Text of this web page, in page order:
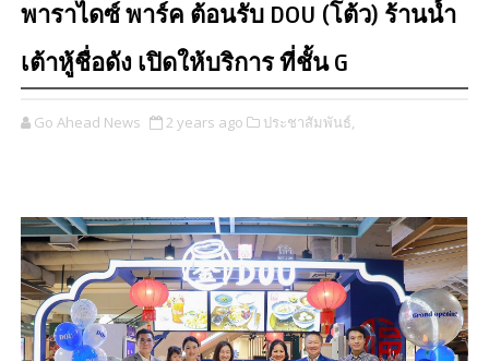
พาราไดซ์ พาร์ค ต้อนรับ DOU (โต้ว) ร้านน้ำ
เต้าหู้ชื่อดัง เปิดให้บริการ ที่ชั้น G
Go Ahead News 2 years ago ประชาสัมพันธ์,